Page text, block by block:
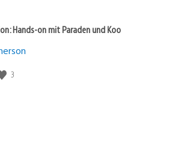
Hands-on mit Paraden und Koo
3